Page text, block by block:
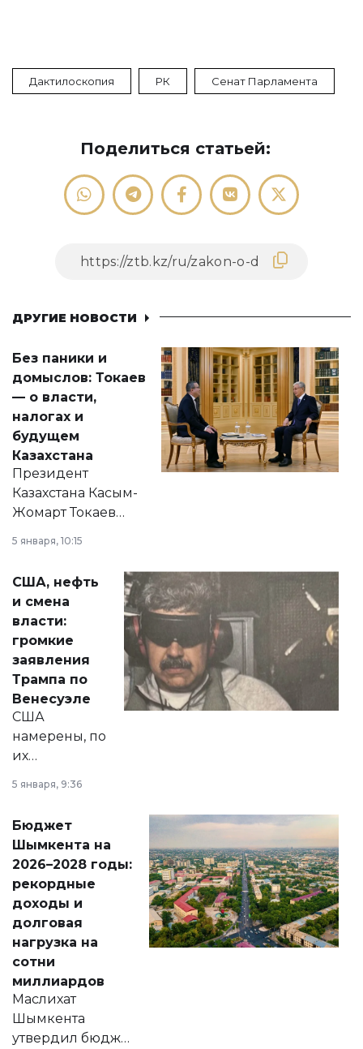
Дактилоскопия РК Сенат Парламента
Поделиться статьей:
ДРУГИЕ НОВОСТИ
Без паники и
домыслов: Токаев
— о власти,
налогах и
будущем
Казахстана
Президент
Казахстана Касым-
Жомарт Токаев
сразу несколько
актуальных тем —
от слухов о
политических
реформах до
вопросов армии,
экономики и
личного здоровья.
5 января, 10:15
США, нефть
и смена
власти:
громкие
заявления
Трампа по
Венесуэле
США
намерены, по
их
принести
народу
Венесуэлы.
5 января, 9:36
Бюджет
Шымкента на
2026–2028 годы:
рекордные
доходы и
долговая
нагрузка на
сотни
миллиардов
Маслихат
Шымкента
утвердил бюджет